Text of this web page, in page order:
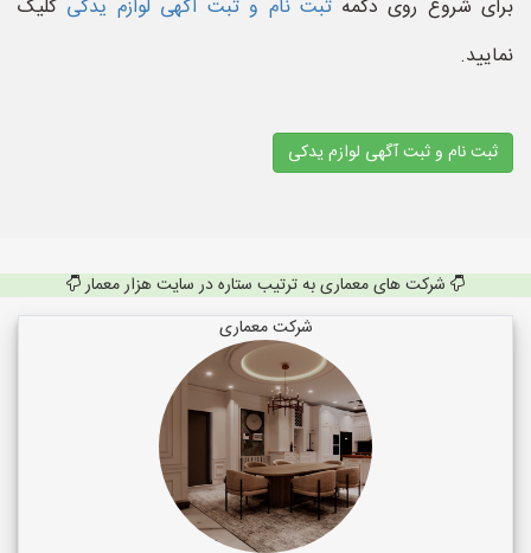
برای شروع روی دکمهثبت نام و ثبت آگهی لوازم یدکی کلیک
نمایید.
ثبت نام و ثبت آگهی لوازم یدکی
شرکت های معماری به ترتیب ستاره در سایت هزار معمار
شرکت معماری